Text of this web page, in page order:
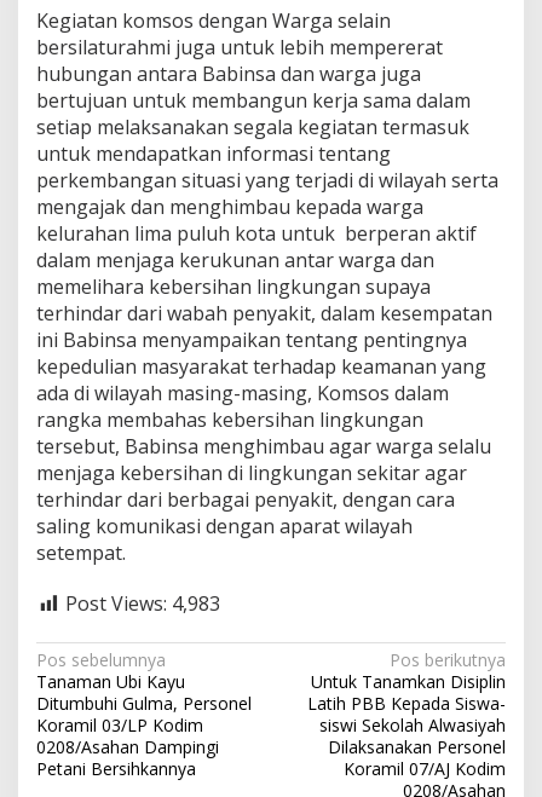
7
/
D
B
K
o
i
m
0
2
0
8
/
A
s
a
a
n
Kegiatan komsos dengan Warga selain
bersilaturahmi juga untuk lebih mempererat
hubungan antara Babinsa dan warga juga
bertujuan untuk membangun kerja sama dalam
setiap melaksanakan segala kegiatan termasuk
untuk mendapatkan informasi tentang
perkembangan situasi yang terjadi di wilayah serta
mengajak dan menghimbau kepada warga
kelurahan lima puluh kota untuk berperan aktif
dalam menjaga kerukunan antar warga dan
memelihara kebersihan lingkungan supaya
terhindar dari wabah penyakit, dalam kesempatan
ini Babinsa menyampaikan tentang pentingnya
kepedulian masyarakat terhadap keamanan yang
ada di wilayah masing-masing, Komsos dalam
rangka membahas kebersihan lingkungan
tersebut, Babinsa menghimbau agar warga selalu
menjaga kebersihan di lingkungan sekitar agar
terhindar dari berbagai penyakit, dengan cara
saling komunikasi dengan aparat wilayah
setempat.
Post Views: 4,983
N
a
v
i
Pos sebelumnya
Tanaman Ubi Kayu
Ditumbuhi Gulma, Personel
Koramil 03/LP Kodim
0208/Asahan Dampingi
Petani Bersihkannya
Pos berikutnya
Untuk Tanamkan Disiplin
Latih PBB Kepada Siswa-
siswi Sekolah Alwasiyah
Dilaksanakan Personel
Koramil 07/AJ Kodim
0208/Asahan